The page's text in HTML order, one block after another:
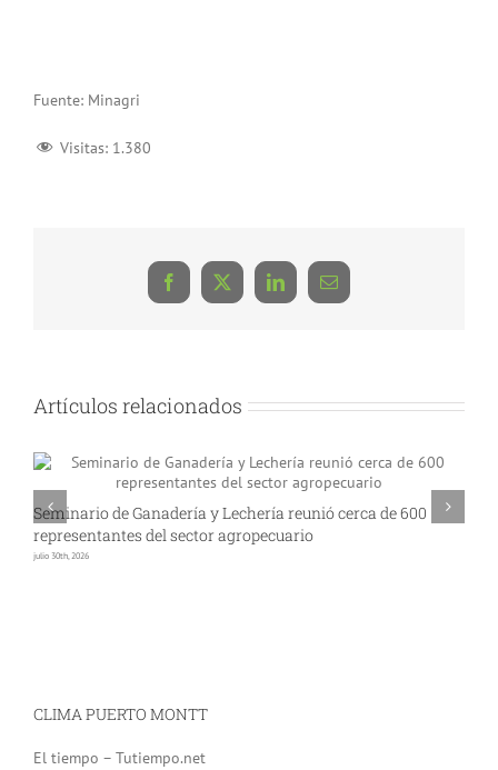
Fuente: Minagri
Visitas: 1.380
Facebook
X LinkedInCorreo
electrónico
Artículos relacionados
Seminario de Ganadería y Lechería reunió cerca de 600
representantes del sector agropecuario
julio 30th, 2026
CLIMA PUERTO MONTT
El tiempo – Tutiempo.net